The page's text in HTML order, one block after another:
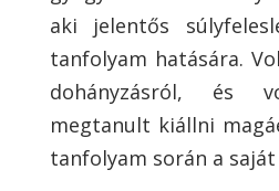
aki jelentős
tanfolyam hatására.
dohányzásról, és
megtanult kiállni
tanfolyam során a